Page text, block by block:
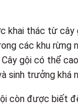
khai thác từ cây
các khu rừng
Cây gội có thể
sinh trưởng khá
còn được biết